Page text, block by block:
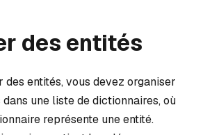
des entités
des entités, vous devez organiser
dans une liste de dictionnaires, où
représente une entité.